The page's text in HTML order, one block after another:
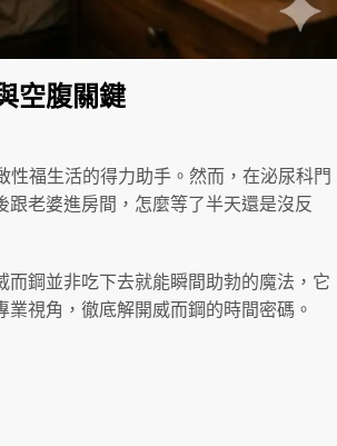
空腹關鍵
福生活的得力助手。然而，在泌尿科門
老婆進房間，怎麼等了半天還是沒反
鋼並非吃下去就能瞬間助勃的魔法，它
視角，徹底解開威而鋼的時間密碼。